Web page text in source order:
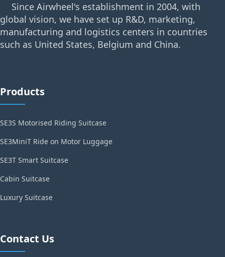
Since Airwheel's establishment in 2004, with
global vision, we have set up R&D, marketing,
manufacturing and logistics centers in countries
such as United States, Belgium and China.
Products
SE3S Motorised Riding Suitcase
SE3MiniT Ride on Motor Luggage
SE3T Smart Suitcase
Cabin Suitcase
Luxury Suitcase
Contact Us